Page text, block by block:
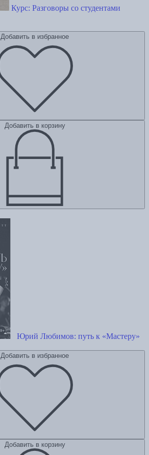
Курс: Разговоры со студентами
Добавить в избранное
Добавить в корзину
Юрий Любимов: путь к «Мастеру»
Добавить в избранное
Добавить в корзину